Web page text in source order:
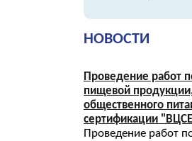
НОВОСТИ
Проведение работ
пищевой
общественного
сертификации
Проведение работ